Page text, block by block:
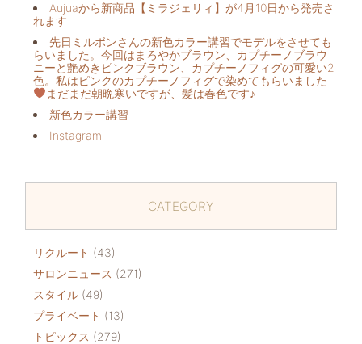
Aujuaから新商品【ミラジェリィ】が4月10日から発売さ
れます
先日ミルボンさんの新色カラー講習でモデルをさせても
らいました。今回はまろやかブラウン、カプチーノブラウ
ニーと艶めきピンクブラウン、カプチーノフィグの可愛い2
色。私はピンクのカプチーノフィグで染めてもらいました
まだまだ朝晩寒いですが、髪は春色です♪
新色カラー講習
Instagram
CATEGORY
リクルート (43)
サロンニュース (271)
スタイル (49)
プライベート (13)
トピックス (279)